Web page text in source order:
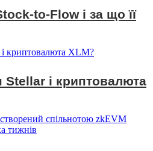
to-Flow і за що її
і криптовалюта